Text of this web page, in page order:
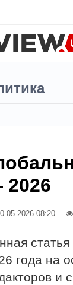
08:20
года на
и